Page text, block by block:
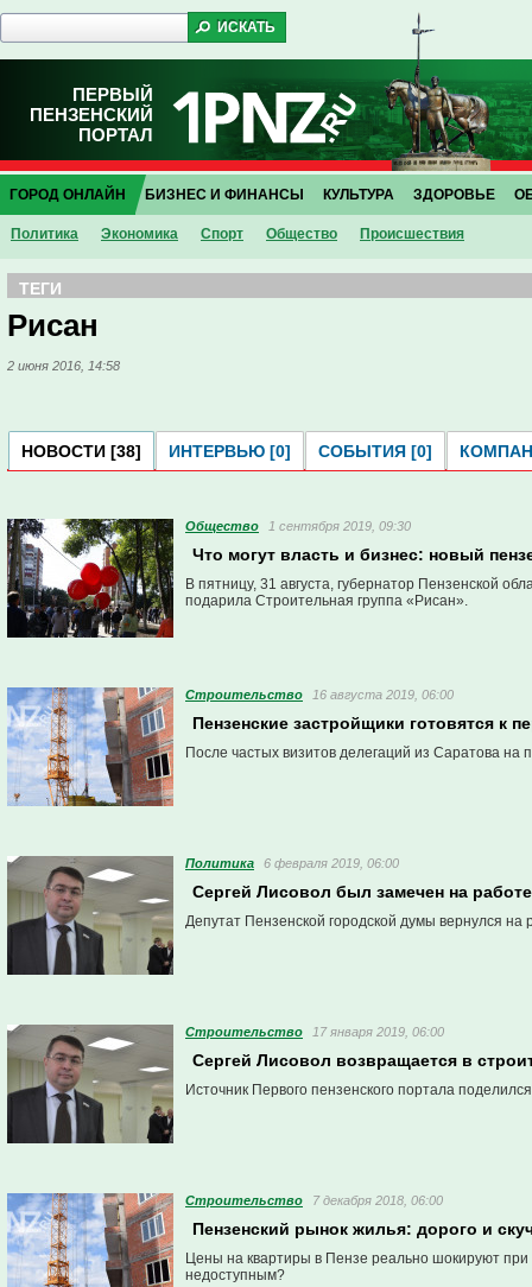
ПЕРВЫЙ
ПЕНЗЕНСКИЙ
ПОРТАЛ
ГОРОД ОНЛАЙН
Политика Экономика Спорт Общество Проиcшествия
БИЗНЕС И ФИНАНСЫ КУЛЬТУРА ЗДОРОВЬЕ
ТЕГИ
Рисан
2 июня 2016, 14:58
НОВОСТИ [38] ИНТЕРВЬЮ [0] СОБЫТИЯ [0]
Общество 1 сентября 2019, 09:30
Что могут власть и бизнес: новый
В пятницу, 31 августа, губернатор Пензенской
подарила Строительная группа «Рисан».
Строительство 16 августа 2019, 06:00
Пензенские застройщики готовятся к
После частых визитов делегаций из Саратова на
Политика 6 февраля 2019, 06:00
Сергей Лисовол был замечен на работе
Депутат Пензенской городской думы вернулся
Строительство 17 января 2019, 06:00
Сергей Лисовол возвращается в
Источник Первого пензенского портала
Строительство 7 декабря 2018, 06:00
Пензенский рынок жилья: дорого и
Цены на квартиры в Пензе реально шокируют
недоступным?